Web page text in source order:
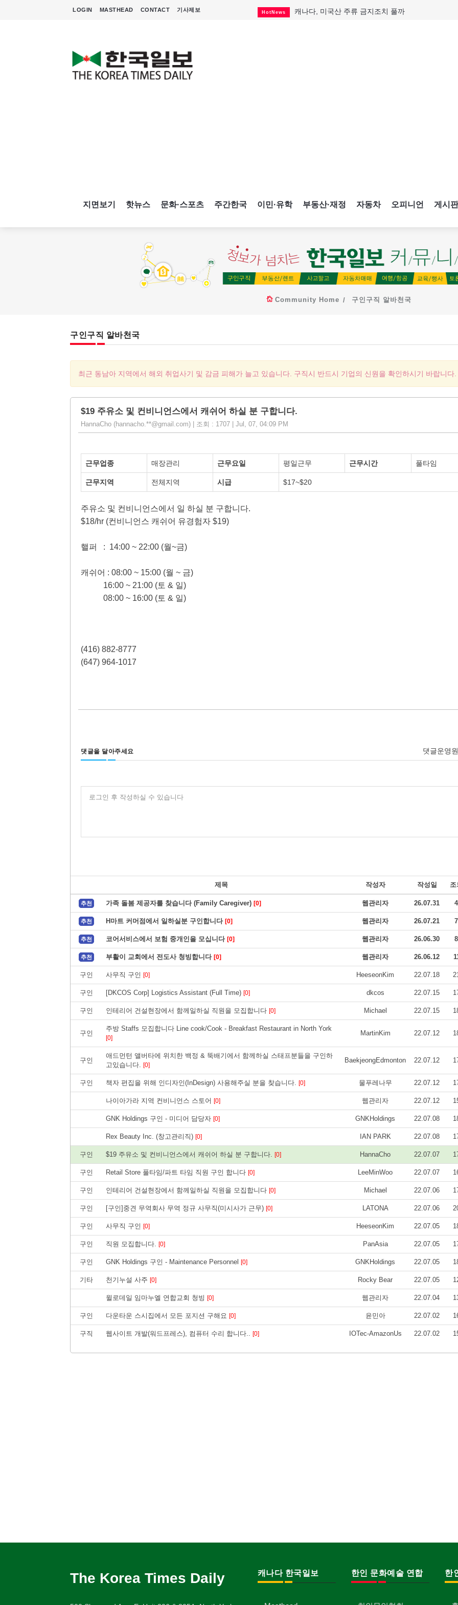
LOGIN MASTHEAD CONTACT 기사제보 HotNews 캐나다, 미국산 주류 금지조치 풀까
지면보기 핫뉴스 문화·스포츠 주간한국 이민·유학 부동산·재정 자동차 오피니언 게시판
Community Home 구인구직 알바천국
구인구직 알바천국
최근 동남아 지역에서 해외 취업사기 및 감금 피해가 늘고 있습니다. 구직시 반드시 기업의 신원을 확인하시기 바랍니다.
$19 주유소 및 컨비니언스에서 캐쉬어 하실 분 구합니다.
HannaCho (hannacho.**@gmail.com) | 조회 : 1707 | Jul, 07, 04:09 PM
근무업종 매장관리 근무요일 평일근무 근무시간 풀타임
근무지역 전체지역 시급 $17~$20
주유소 및 컨비니언스에서 일 하실 분 구합니다.
$18/hr (컨비니언스 캐쉬어 유경험자 $19)
핼퍼 : 14:00 ~ 22:00 (월~금)
캐쉬어 : 08:00 ~ 15:00 (월 ~ 금)
16:00 ~ 21:00 (토 & 일)
08:00 ~ 16:00 (토 & 일)
(416) 882-8777
(647) 964-1017
댓글을 달아주세요 댓글운영
로그인 후 작성하실 수 있습니다
제목 작성자 작성일 조
추천 가족 돌봄 제공자를 찾습니다 (Family Caregiver) [0] 웹관리자 26.07.31
추천 H마트 커머점에서 일하실분 구인합니다 [0] 웹관리자 26.07.21
추천 코어서비스에서 보험 중개인을 모십니다 [0] 웹관리자 26.06.30
추천 부활이 교회에서 전도사 청빙합니다 [0] 웹관리자 26.06.12
구인 사무직 구인 [0] HeeseonKim 22.07.18
구인 [DKCOS Corp] Logistics Assistant (Full Time) [0] dkcos 22.07.15
구인 인테리어 건설현장에서 함께일하실 직원을 모집합니다 [0] Michael 22.07.15
구인
주방 Staffs 모집합니다 Line cook/Cook - Breakfast Restaurant in North York
[0]
MartinKim 22.07.12
구인
애드먼턴 앨버타에 위치한 백정 & 뚝배기에서 함께하실 스태프분들을 구인하
고있습니다. [0]
BaekjeongEdmonton 22.07.12
구인 책자 편집을 위해 인디자인(InDesign) 사용해주실 분을 찾습니다. [0] 물푸레나무 22.07.12
나이아가라 지역 컨비니언스 스토어 [0] 웹관리자 22.07.12
GNK Holdings 구인 - 미디어 담당자 [0] GNKHoldings 22.07.08
Rex Beauty Inc. (창고관리직) [0] IAN PARK 22.07.08
구인 $19 주유소 및 컨비니언스에서 캐쉬어 하실 분 구합니다. [0] HannaCho 22.07.07
구인 Retail Store 풀타임/파트 타임 직원 구인 합니다 [0] LeeMinWoo 22.07.07
구인 인테리어 건설현장에서 함께일하실 직원을 모집합니다 [0] Michael 22.07.06
구인 [구인]중견 무역회사 무역 정규 사무직(미시사가 근무) [0] LATONA 22.07.06
구인 사무직 구인 [0] HeeseonKim 22.07.05
구인 직원 모집합니다. [0] PanAsia 22.07.05
구인 GNK Holdings 구인 - Maintenance Personnel [0] GNKHoldings 22.07.05
기타 천기누설 사주 [0] Rocky Bear 22.07.05
윌로데일 임마누엘 연합교회 청빙 [0] 웹관리자 22.07.04
구인 다운타운 스시집에서 모든 포지션 구해요 [0] 윤민아 22.07.02
구직 웹사이트 개발(워드프레스), 컴퓨터 수리 합니다.. [0] IOTec-AmazonUs 22.07.02
The Korea Times Daily 캐나다 한국일보 한인 문화예술 연합 한